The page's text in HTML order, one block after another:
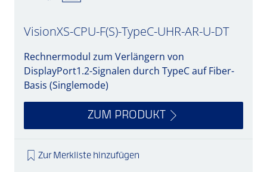
VisionXS-CPU-F(S)-TypeC-UHR-AR-U-DT
Rechnermodul zum Verlängern von
DisplayPort1.2-Signalen durch TypeC auf Fiber-
Basis (Singlemode)
ZUM PRODUKT
Zur Merkliste hinzufügen